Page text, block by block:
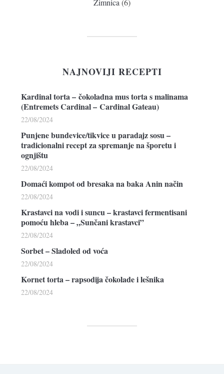
Zimnica (6)
NAJNOVIJI RECEPTI
Kardinal torta – čokoladna mus torta s malinama
(Entremets Cardinal – Cardinal Gateau)
22/08/2024
Punjene bundevice/tikvice u paradajz sosu –
tradicionalni recept za spremanje na šporetu i
ognjištu
22/08/2024
Domaći kompot od bresaka na baka Anin način
22/08/2024
Krastavci na vodi i suncu – krastavci fermentisani
pomoću hleba – „Sunčani krastavci”
22/08/2024
Sorbet – Sladoled od voća
22/08/2024
Kornet torta – rapsodija čokolade i lešnika
22/08/2024